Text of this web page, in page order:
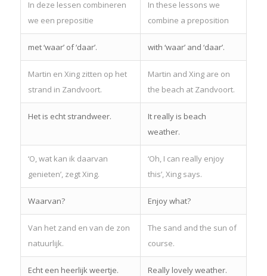
In deze lessen combineren
we een prepositie
In these lessons we
combine a preposition
met ‘waar’ of ‘daar’. with ‘waar’ and ‘daar’.
Martin en Xing zitten op het
strand in Zandvoort.
Martin and Xing are on
the beach at Zandvoort.
Het is echt strandweer.
It really is beach
weather.
‘O, wat kan ik daarvan
genieten’, zegt Xing.
‘Oh, I can really enjoy
this’, Xing says.
Waarvan? Enjoy what?
Van het zand en van de zon
natuurlijk.
The sand and the sun of
course.
Echt een heerlijk weertje. Really lovely weather.